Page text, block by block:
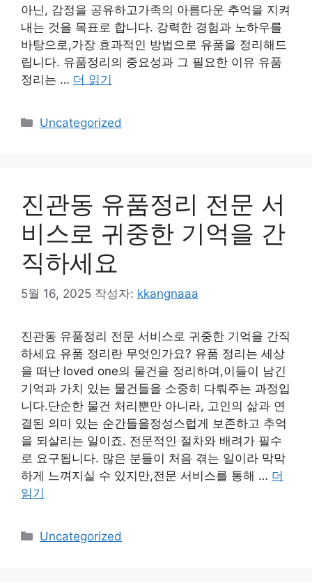
아닌, 감정을 공유하고가족의 아름다운 추억을 지켜
내는 것을 목표로 합니다. 강력한 경험과 노하우를
바탕으로,가장 효과적인 방법으로 유품을 정리해드
립니다. 유품정리의 중요성과 그 필요한 이유 유품
정리는 … 더 읽기
카
Uncategorized
진관동 유품정리 전문 서
비스로 귀중한 기억을 간
직하세요
5월 16, 2025 작성자: kkangnaaa
진관동 유품정리 전문 서비스로 귀중한 기억을 간직
하세요 유품 정리란 무엇인가요? 유품 정리는 세상
을 떠난 loved one의 물건을 정리하며,이들이 남긴
기억과 가치 있는 물건들을 소중히 다뤄주는 과정입
니다.단순한 물건 처리뿐만 아니라, 고인의 삶과 연
결된 의미 있는 순간들을정성스럽게 보존하고 추억
을 되살리는 일이죠. 전문적인 절차와 배려가 필수
로 요구됩니다. 많은 분들이 처음 겪는 일이라 막막
하게 느껴지실 수 있지만,전문 서비스를 통해 … 더
읽기
카
Uncategorized